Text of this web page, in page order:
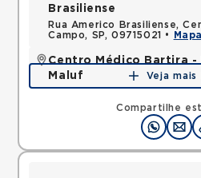
Compartilhe
Brasiliense
Rua Americo Brasiliense,
Campo, SP, 09715021 •
Mapa
Centro Médico Bartira
Maluf
Avenida Alfredo Maluf,
Santo Andre, SP, 09240410
Veja mais